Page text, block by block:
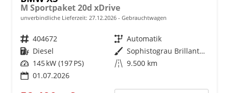
M Sportpaket 20d xDrive
unverbindliche Lieferzeit: 27.12.2026 Gebrauchtwagen
Fahrzeugnr. 404672 Getriebe Automatik
Kraftstoff Diesel Außenfarbe
Sophistograu Brillanteffekt metallic
Leistung 145 kW (197 PS) Kilometerstand 9.500 km
01.07.2026